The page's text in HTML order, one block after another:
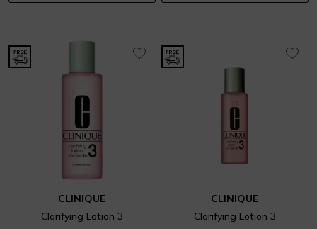
CLINIQUE
Clarifying Lotion 3
CLINIQUE
Clarifying Lotion 3